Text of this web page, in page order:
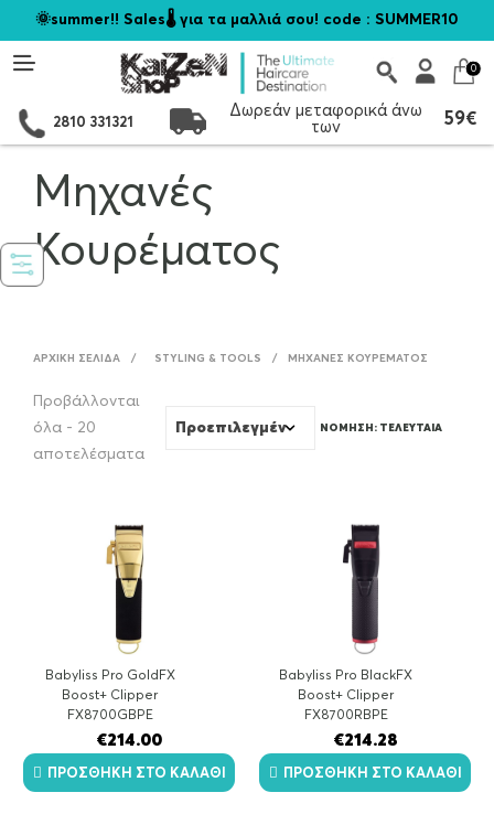
🌞summer!! Sales🌡️ για τα μαλλιά σου! code : SUMMER10
0
2810 331321
Δωρεάν μεταφορικά άνω
των
59€
Μηχανές
Κουρέματος
ΑΡΧΙΚΉ ΣΕΛΊΔΑ / STYLING & TOOLS / ΜΗΧΑΝΈΣ ΚΟΥΡΈΜΑΤΟΣ
Προβάλλονται
όλα - 20
αποτελέσματαSorted
Babyliss Pro GoldFX
Boost+ Clipper
FX8700GBPE
€214.00
ΠΡΟΣΘΉΚΗ ΣΤΟ ΚΑΛΆΘΙ
Babyliss Pro BlackFX
Boost+ Clipper
FX8700RBPE
€214.28
ΠΡΟΣΘΉΚΗ ΣΤΟ ΚΑΛΆΘΙ